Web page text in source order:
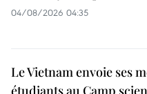
04/08/2026 04:35
Le Vietnam envoie ses
étudiants au Camp